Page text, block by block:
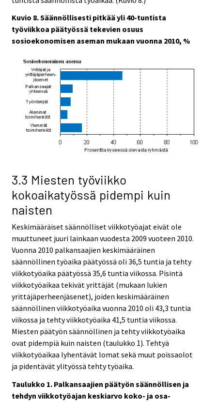
Kuvio 8. Säännöllisesti pitkää yli 40-tuntista
työviikkoa päätyössä tekevien osuus
sosioekonomisen aseman mukaan vuonna 2010, %
3.3 Miesten työviikko
kokoaikatyössä pidempi kuin
naisten
Keskimääräiset säännölliset viikkotyöajat eivät ole
muuttuneet juuri lainkaan vuodesta 2009 vuoteen 2010.
Vuonna 2010 palkansaajien keskimääräinen
säännöllinen työaika päätyössä oli 36,5 tuntia ja tehty
viikkotyöaika päätyössä 35,6 tuntia viikossa. Pisintä
viikkotyöaikaa tekivät yrittäjät (mukaan lukien
yrittäjäperheenjäsenet), joiden keskimääräinen
säännöllinen viikkotyöaika vuonna 2010 oli 43,3 tuntia
viikossa ja tehty viikkotyöaika 41,5 tuntia viikossa.
Miesten päätyön säännöllinen ja tehty viikkotyöaika
ovat pidempiä kuin naisten (taulukko 1). Tehtyä
viikkotyöaikaa lyhentävät lomat sekä muut poissaolot
ja pidentävät ylityössä tehty työaika.
Taulukko 1. Palkansaajien päätyön säännöllisen ja
tehdyn viikkotyöajan keskiarvo koko- ja osa-